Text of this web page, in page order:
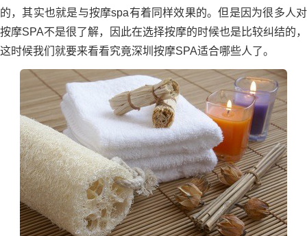
的，其实也就是与按摩spa有着同样效果的。但是因为很多人对
按摩SPA不是很了解，因此在选择按摩的时候也是比较纠结的，
这时候我们就要来看看究竟深圳按摩SPA适合哪些人了。